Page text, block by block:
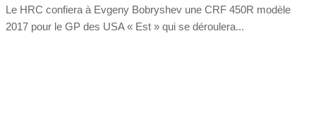
Le HRC confiera à Evgeny Bobryshev une CRF 450R modèle
2017 pour le GP des USA « Est » qui se déroulera...